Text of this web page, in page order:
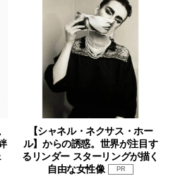
【シャネル・ネクサス・ホー
ル】からの誘惑。世界が注目す
るリンダー スターリングが描く
自由な女性像
PR